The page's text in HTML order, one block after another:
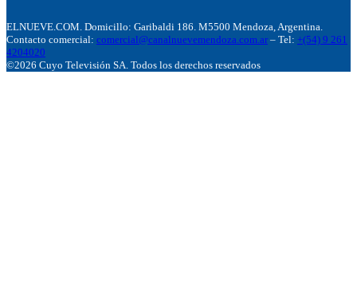
ELNUEVE.COM. Domicillo: Garibaldi 186. M5500 Mendoza, Argentina.
Contacto comercial: comercial@canalnuevemendoza.com.ar – Tel: +(54) 9 261
4204020
©2026 Cuyo Televisión SA. Todos los derechos reservados